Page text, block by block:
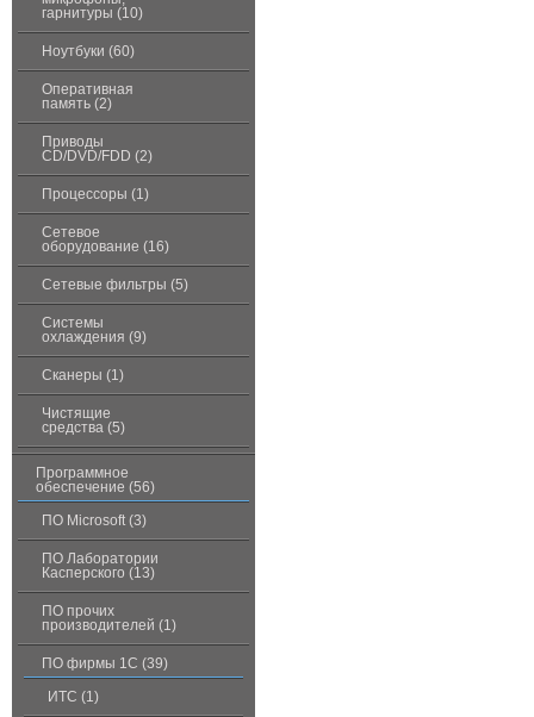
гарнитуры (10)
Ноутбуки (60)
Оперативная
память (2)
Приводы
CD/DVD/FDD (2)
Процессоры (1)
Сетевое
оборудование (16)
Сетевые фильтры (5)
Системы
охлаждения (9)
Сканеры (1)
Чистящие
средства (5)
Программное
обеспечение (56)
ПО Microsoft (3)
ПО Лаборатории
Касперского (13)
ПО прочих
производителей (1)
ПО фирмы 1С (39)
ИТС (1)